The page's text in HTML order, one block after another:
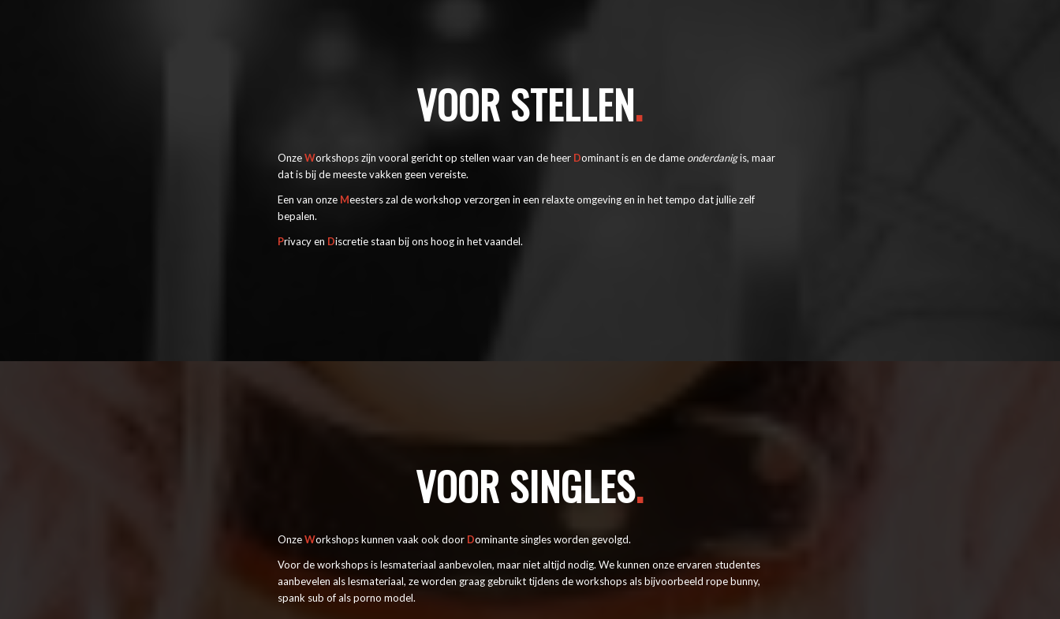
VOOR STELLEN.
OnzeWorkshops zijn vooral gericht op stellen waar van de heer Dominant is en de dame onderdanigis, maar
dat is bij de meeste vakken geen vereiste.
Een van onze Meesters zal de workshop verzorgen in een relaxte omgeving en in het tempo dat jullie zelf
bepalen.
Privacy en Discretie staan bij ons hoog in het vaandel.
VOOR SINGLES.
OnzeWorkshops kunnen vaak ook door Dominante singles worden gevolgd.
Voor de workshops is lesmateriaal aanbevolen, maar niet altijd nodig. We kunnen onze ervarenstudentes
aanbevelen als lesmateriaal, ze worden graag gebruikt tijdens de workshops als bijvoorbeeld rope bunny,
spank sub of als porno model.